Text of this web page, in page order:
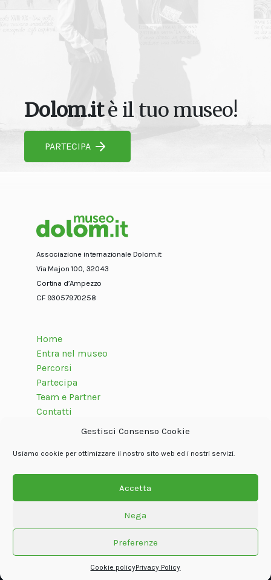
Gestisci Consenso Cookie
Usiamo cookie per ottimizzare il nostro sito web ed i nostri servizi.
Accetta
Nega
Preferenze
Cookie policyPrivacy Policy
Dolom.itè il tuo museo!
PARTECIPA
Associazione internazionale Dolom.it
Via Majon 100, 32043
Cortina d’Ampezzo
CF 93057970258
Home
Entra nel museo
Percorsi
Partecipa
Team e Partner
Contatti
Seguici su
© Associazione internazionale Dolom.it
Powered byOxjno